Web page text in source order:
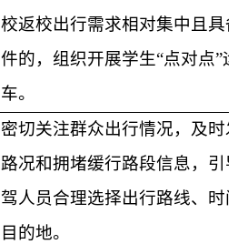
校返校出行需求相对集中且具
件的，组织开展学生“点对点”
车。
密切关注群众出行情况，及时
路况和拥堵缓行路段信息，引
驾人员合理选择出行路线、时
目的地。